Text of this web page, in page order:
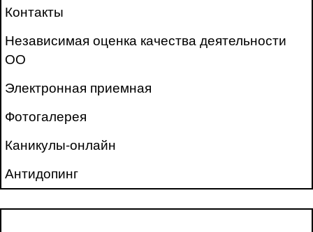
Контакты
Независимая оценка качества деятельности
ОО
Электронная приемная
Фотогалерея
Каникулы-онлайн
Антидопинг